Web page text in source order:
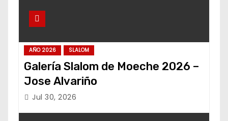
AÑO 2026 SLALOM
Galería Slalom de Moeche 2026 –
Jose Alvariño
Jul 30, 2026